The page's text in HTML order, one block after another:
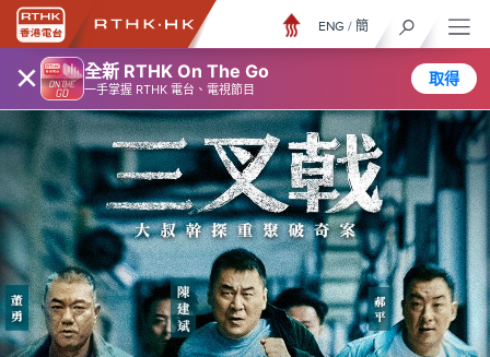
× 全新 RTHK On The Go
一手掌握 RTHK 電台、電視節目
取得
ENG / 簡